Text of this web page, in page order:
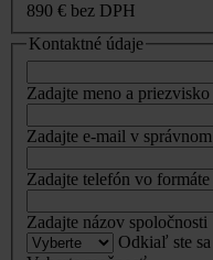
890 € bez DPH
Kontaktné údaje
Zadajte meno a priezvisko
Zadajte e-mail v
Zadajte telefón vo
Zadajte názov spoločnosti
Odkiaľ ste